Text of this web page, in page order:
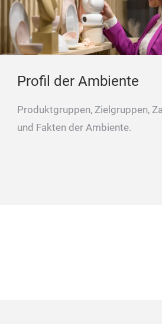
Profil der Ambiente
Produktgruppen, Zielgruppen,
und Fakten der Ambiente.